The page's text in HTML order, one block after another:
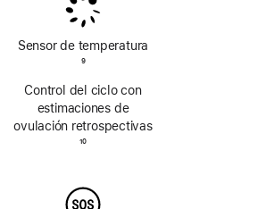
página
página
Sensor de temperatura
pie
página
9
Control del ciclo con
estimaciones de
ovulación retrospectivas
10